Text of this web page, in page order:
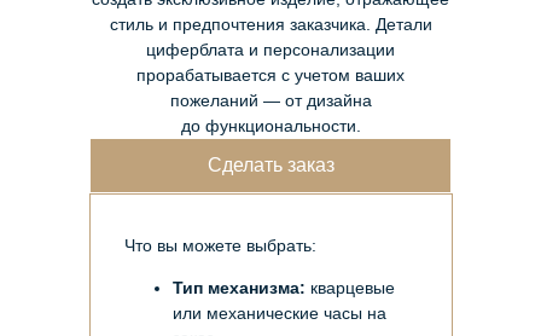
стиль и предпочтения заказчика. Детали
циферблата и персонализации
прорабатывается с учетом ваших
пожеланий — от дизайна
до функциональности.
Сделать заказ
Что вы можете выбрать:
Тип механизма: кварцевые
или механические часы на